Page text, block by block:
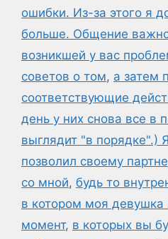
ошибки. Из-за этого я
больше. Общение
возникшей у вас
советов о том, а затем
соответствующие
день у них снова все в
выглядит "в порядке".)
позволил своему
со мной, будь то
в котором моя девушка
момент, в которых вы